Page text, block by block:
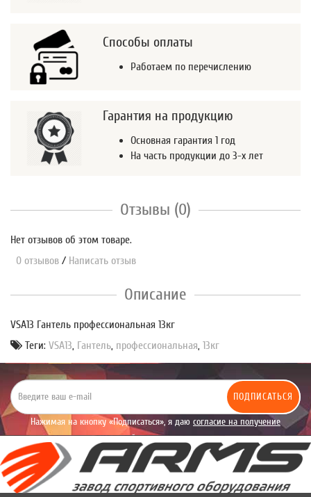
Способы оплаты
Работаем по перечислению
Гарантия на продукцию
Основная гарантия 1 год
На часть продукции до 3-х лет
Отзывы (0)
Нет отзывов об этом товаре.
0 отзывов / Написать отзыв
Описание
VSA13 Гантель профессиональная 13кг
Теги: VSA13, Гантель, профессиональная, 13кг
ПОДПИСАТЬСЯ
Нажимая на кнопку «Подписаться», я даю согласие на получение
уведомлений рекламного характера.